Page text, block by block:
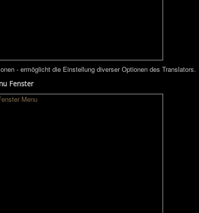
- ermöglicht die Einstellung diverser Optionen des Translators.
Fenster